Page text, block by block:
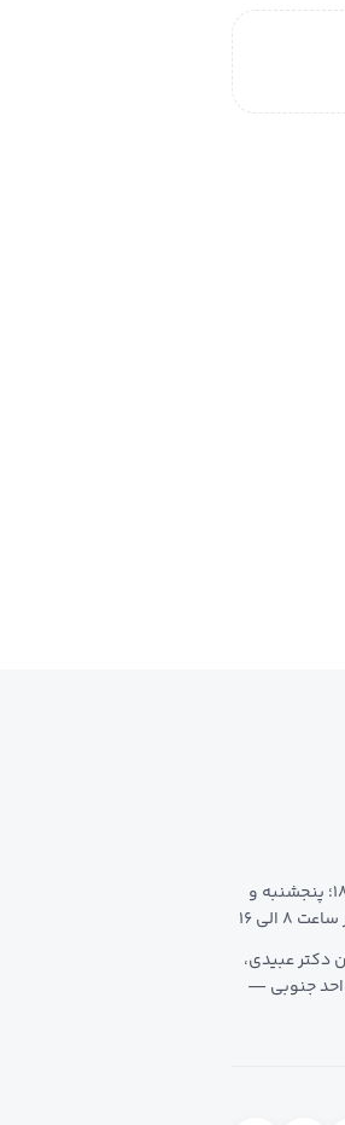
شنبه تا چهارشنبه از ساعت 8 الی 18؛ پنجشنبه و
الی 16
دکتر عبیدی،
دوم، واحد جنوبی —